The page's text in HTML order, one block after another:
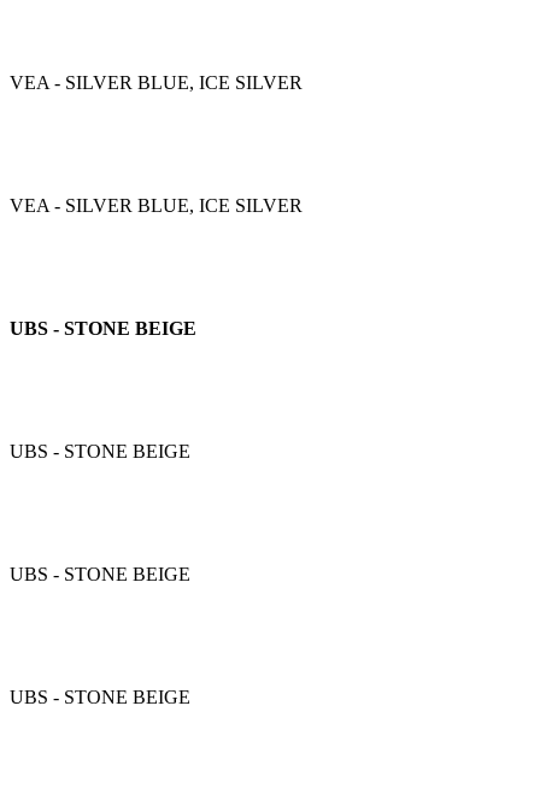
VEA - SILVER BLUE, ICE SILVER
VEA - SILVER BLUE, ICE SILVER
UBS - STONE BEIGE
UBS - STONE BEIGE
UBS - STONE BEIGE
UBS - STONE BEIGE